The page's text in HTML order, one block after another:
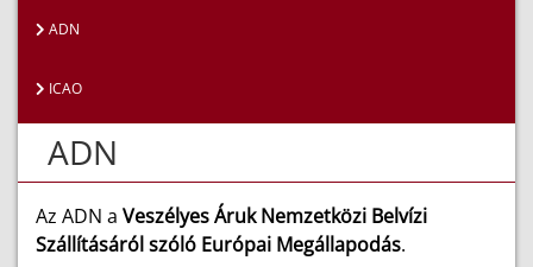
ADN
ICAO
ADN
Az ADN a Veszélyes Áruk Nemzetközi Belvízi
Szállításáról szóló Európai Megállapodás.